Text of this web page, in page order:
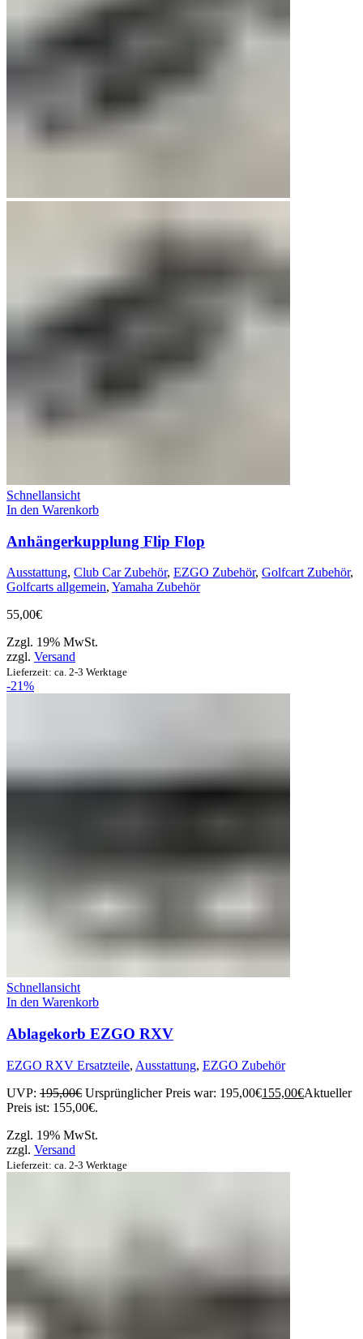
Schnellansicht
In den Warenkorb
Anhängerkupplung Flip Flop
Ausstattung, Club Car Zubehör, EZGO Zubehör, Golfcart Zubehör,
Golfcarts allgemein, Yamaha Zubehör
55,00€
Zzgl. 19% MwSt.
zzgl. Versand
Lieferzeit: ca. 2-3 Werktage
-21%
Schnellansicht
In den Warenkorb
Ablagekorb EZGO RXV
EZGO RXV Ersatzteile, Ausstattung, EZGO Zubehör
UVP: 195,00€ Ursprünglicher Preis war: 195,00€155,00€Aktueller
Preis ist: 155,00€.
Zzgl. 19% MwSt.
zzgl. Versand
Lieferzeit: ca. 2-3 Werktage